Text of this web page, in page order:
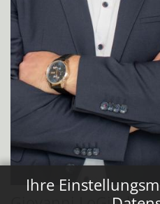
Ihre